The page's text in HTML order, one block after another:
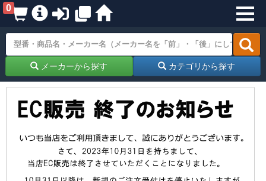
0
メーカーから探す カテゴリから探す